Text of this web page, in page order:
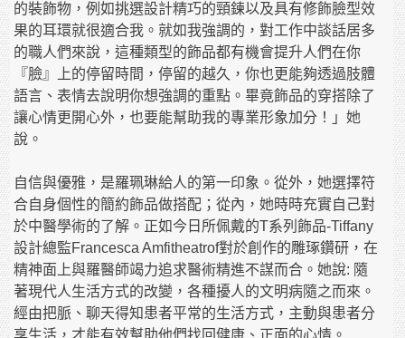
的裝飾物，例如挑選設計精巧的頸鍊以及具有修飾臉型效
果的耳環就很適合我。就如我強調的，對工作中談話居多
的職人們來說，這種類型的飾品都有機會提升人們在你
『臉』上的停留時間，停留的越久，你也更能夠透過肢體
語言、表情去說明你想強調的重點。畢竟飾品的穿搭除了
讓心情更開心外，也要能幫助我的專業形象加分！」她
說。
自信與優雅，是羅珮琳給人的第一印象。從外，她選擇符
合自身個性的簡約飾品做搭配；從內，她時時充實自己對
於中醫學術的了解。正如今日所佩戴的T系列飾品-Tiffany
設計總監Francesca Amfitheatrof對於創作的雕琢鑽研，在
精神面上與羅醫師竭力追求醫術精進不謀而合。她說: 隨
著現代人生活方式的改變，各種擾人的文明病隨之而來。
經由把脈、聊天得知患者平常的生活方式，主動與患者分
享生活，才能有效幫助他們找回健康、正面的心情。